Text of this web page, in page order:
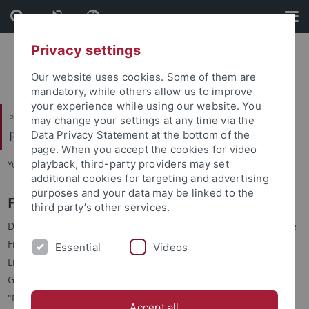
Skip
to
content
Skip
to
footer
Philosophische Fakultät
Prof. Dr. Carolin Führer
You are here: Startseite ... Nachwuchsförderung
Forschungskolloquium
Das Kolloquium versteht sich als Diskussionsraum für aktuelle
Fragen und Entwicklungen im Bereich der germanistischen
Literatur- und Mediendidaktik sowie der deutschsprachigen
Gegenwartskultur. Neben Vorträgen, Datensitzungen und
"Methodengesprächen" von Mitarbeiter*innen des Lehrstuhls
Privacy settings
Our website uses cookies. Some of them are
mandatory, while others allow us to improve
your experience while using our website. You
may change your settings at any time via the
Data Privacy Statement at the bottom of the
page. When you accept the cookies for video
playback, third-party providers may set
additional cookies for targeting and advertising
purposes and your data may be linked to the
third party’s other services.
Essential Videos